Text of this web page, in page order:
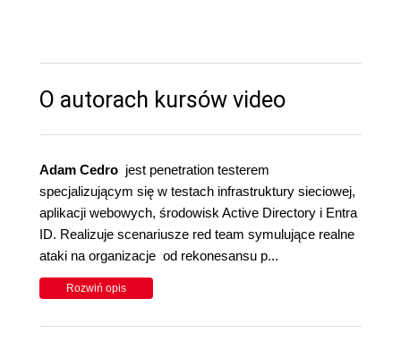
O autorach kursów video
Adam Cedro jest penetration testerem
specjalizującym się w testach infrastruktury sieciowej,
aplikacji webowych, środowisk Active Directory i Entra
ID. Realizuje scenariusze red team symulujące realne
ataki na organizacje od rekonesansu p...
Rozwiń opis